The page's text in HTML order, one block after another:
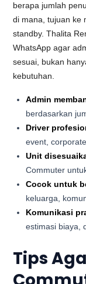
berapa jumlah
di mana, tujuan ke
standby. Thalita
WhatsApp agar
sesuai, bukan
kebutuhan.
Admin
berdasarkan
Driver
event,
Unit
Commuter
Cocok untuk
keluarga,
Komunikasi
estimasi biaya,
Tips